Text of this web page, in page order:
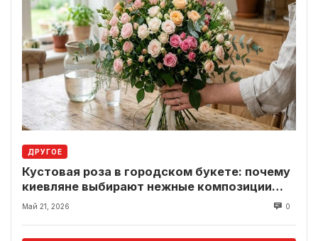
ДРУГОЕ
Кустовая роза в городском букете: почему
киевляне выбирают нежные композиции
вместо классики
Май 21, 2026 0